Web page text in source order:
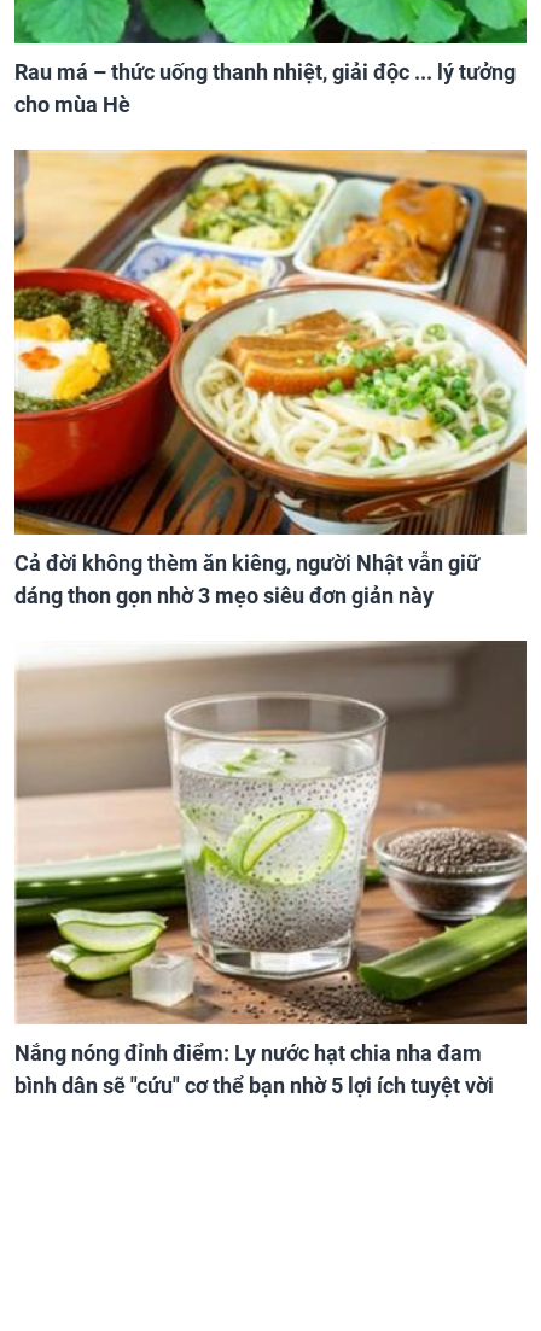
Rau má – thức uống thanh nhiệt, giải độc ... lý tưởng
cho mùa Hè
Cả đời không thèm ăn kiêng, người Nhật vẫn giữ
dáng thon gọn nhờ 3 mẹo siêu đơn giản này
Nắng nóng đỉnh điểm: Ly nước hạt chia nha đam
bình dân sẽ "cứu" cơ thể bạn nhờ 5 lợi ích tuyệt vời